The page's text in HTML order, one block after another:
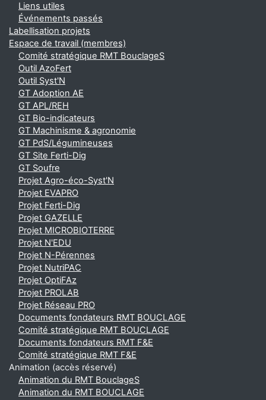
Liens utiles
Événements passés
Labellisation projets
Espace de travail (membres)
Comité stratégique RMT BouclageS
Outil AzoFert
Outil Syst'N
GT Adoption AE
GT APL/REH
GT Bio-indicateurs
GT Machinisme & agronomie
GT PdS/Légumineuses
GT Site Ferti-Dig
GT Soufre
Projet Agro-éco-Syst'N
Projet EVAPRO
Projet Ferti-Dig
Projet GAZELLE
Projet MICROBIOTERRE
Projet N'EDU
Projet N-Pérennes
Projet NutriPAC
Projet OptiFAz
Projet PROLAB
Projet Réseau PRO
Documents fondateurs RMT BOUCLAGE
Comité stratégique RMT BOUCLAGE
Documents fondateurs RMT F&E
Comité stratégique RMT F&E
Animation (accès réservé)
Animation du RMT BouclageS
Animation du RMT BOUCLAGE